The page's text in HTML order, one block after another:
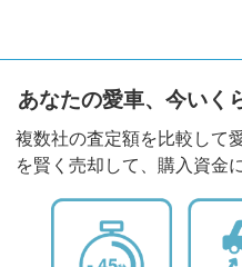
あなたの愛車、今いく
複数社の査定額を比較して
を賢く売却して、購入資金